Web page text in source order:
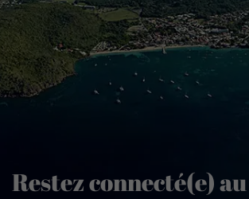
Restez connecté(e)